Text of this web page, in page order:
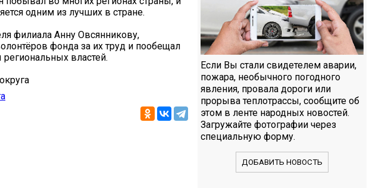
одним из лучших в стране.
филиала Анну Овсянникову,
фонда за их труд и пообещал
властей.
Если Вы стали свидетелем аварии,
пожара, необычного погодного
явления, провала дороги или
прорыва теплотрассы, сообщите об
этом в ленте народных новостей.
Загружайте фотографии через
специальную форму.
ДОБАВИТЬ НОВОСТЬ